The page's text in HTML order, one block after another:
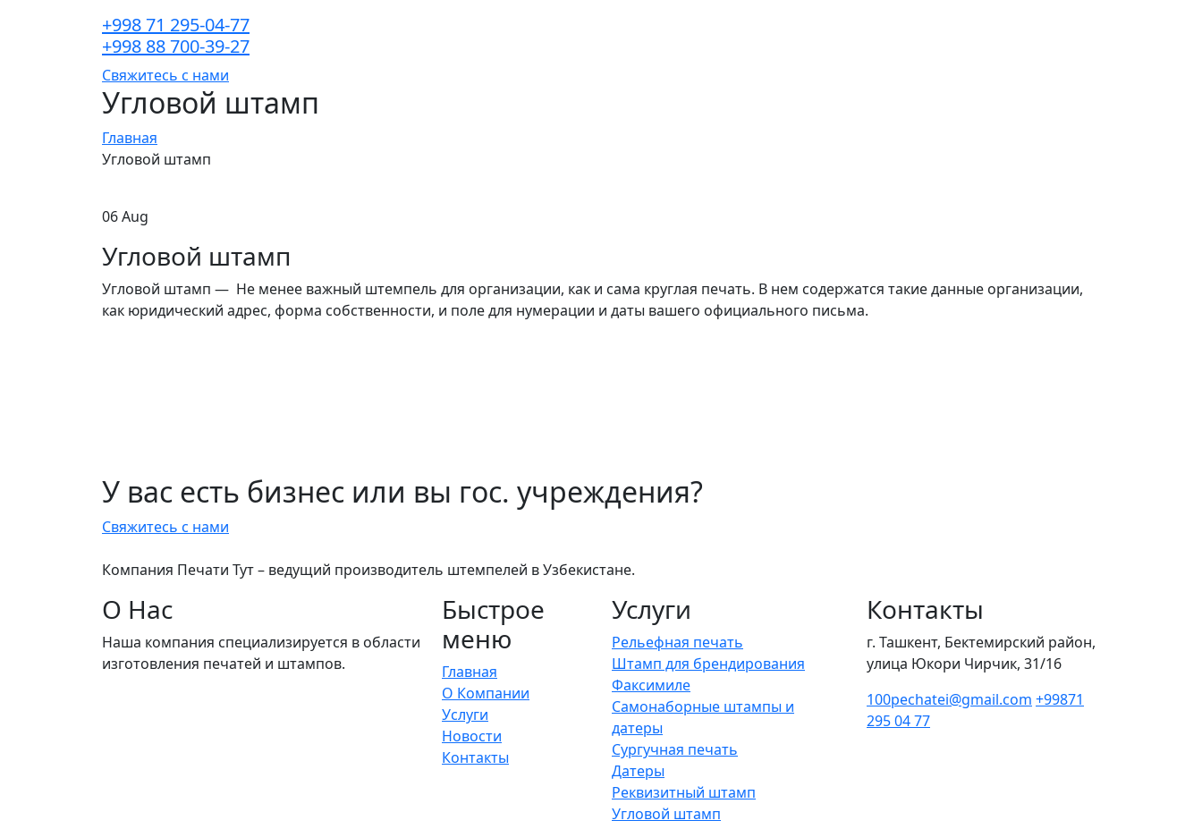
+998 71 295-04-77
+998 88 700-39-27
Свяжитесь с нами
Угловой штамп
Главная
Угловой штамп
06 Aug
Угловой штамп
Угловой штамп — Не менее важный штемпель для организации, как и сама круглая печать. В нем содержатся такие данные организации,
как юридический адрес, форма собственности, и поле для нумерации и даты вашего официального письма.
У вас есть бизнес или вы гос. учреждения?
Свяжитесь с нами
Компания Печати Тут – ведущий производитель штемпелей в Узбекистане.
О Нас
Наша компания специализируется в области
изготовления печатей и штампов.
Быстрое
меню
Главная
О Компании
Услуги
Новости
Контакты
Услуги
Рельефная печать
Штамп для брендирования
Факсимиле
Самонаборные штампы и
датеры
Сургучная печать
Датеры
Реквизитный штамп
Угловой штамп
Контакты
г. Ташкент, Бектемирский район,
улица Юкори Чирчик, 31/16
100pechatei@gmail.com +99871
295 04 77